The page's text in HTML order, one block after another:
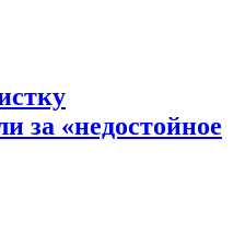
за «недостойное